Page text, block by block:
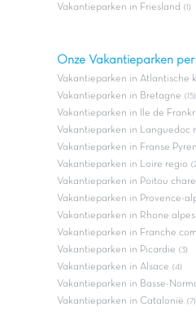
Vakantieparken in Friesland (1)
Onze Vakantieparken
Vakantieparken in Atlantische
Vakantieparken in Bretagne (15)
Vakantieparken in Ile de
Vakantieparken in Languedoc
Vakantieparken in Franse
Vakantieparken in Loire regio
Vakantieparken in Poitou
Vakantieparken in Provence-
Vakantieparken in Rhone alpes
Vakantieparken in Franche
Vakantieparken in Picardie (3)
Vakantieparken in Alsace (4)
Vakantieparken in Basse-
Vakantieparken in Catalonië (7)